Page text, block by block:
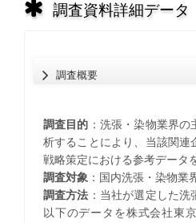
調査資料詳細データ
調査概要
調査目的 ：洗張・染物業界
析することにより、当該関連
戦略策定における参考データ
調査対象：国内洗張・染物業
調査方法 ：当社が選定した
以下のデータを株式会社東